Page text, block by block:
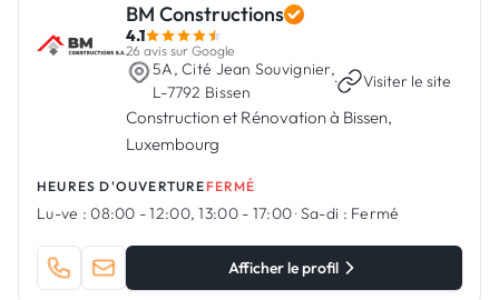
BM Constructions
4.1
26 avis sur Google
5A, Cité Jean Souvignier,
L-7792 Bissen
· Visiter le site
Construction et Rénovation à Bissen,
Luxembourg
HEURES D'OUVERTURE FERMÉ
Lu-ve : 08:00 - 12:00, 13:00 - 17:00·Sa-di : Fermé
Afficher le profil